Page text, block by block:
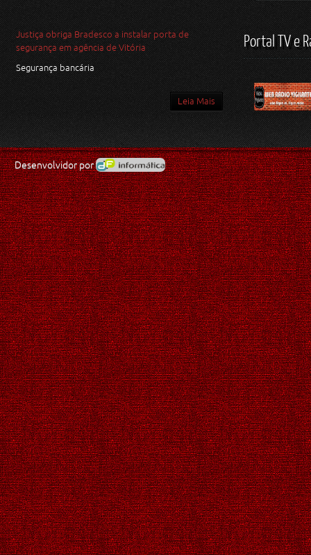
Justiça obriga Bradesco a instalar porta de
segurança em agência de Vitória
Segurança bancária
Leia Mais
Portal TV e
Desenvolvidor por